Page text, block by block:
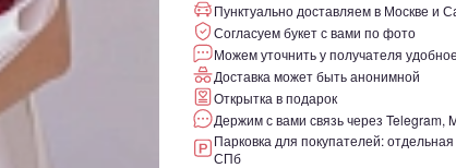
Пунктуально доставляем в Москве и
Согласуем букет с вами по фото
Можем уточнить у получателя
Доставка может быть анонимной
Открытка в подарок
Держим с вами связь через Telegram,
Парковка для покупателей:
СПб